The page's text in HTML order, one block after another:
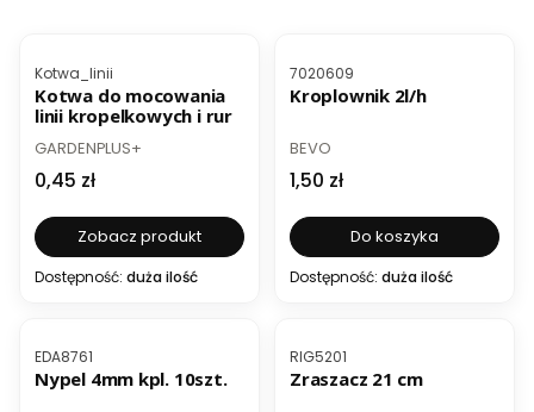
Kod produktu
Kotwa_linii
Kotwa do mocowania
linii kropelkowych i rur
PRODUCENT
GARDENPLUS+
Cena
0,45 zł
Zobacz produkt
Dostępność: duża ilość
Kod produktu
7020609
Kroplownik 2l/h
PRODUCENT
BEVO
Cena
1,50 zł
Do koszyka
Dostępność: duża ilość
Kod produktu
EDA8761
Nypel 4mm kpl. 10szt.
Kod produktu
RIG5201
Zraszacz 21 cm